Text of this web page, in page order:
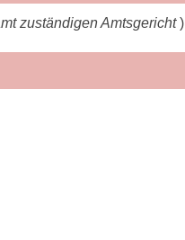
zuständigen Amtsgericht)